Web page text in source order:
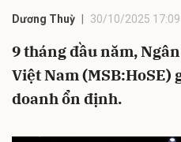
Dương Thuỳ 30/10/2025 17:09
9 tháng đầu năm,
Việt Nam
doanh ổn định.